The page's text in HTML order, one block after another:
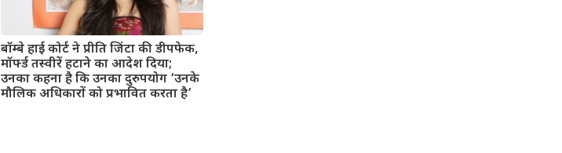
बॉम्बे हाई कोर्ट ने प्रीति जिंटा की डीपफेक,
मॉर्फ्ड तस्वीरें हटाने का आदेश दिया;
उनका कहना है कि उनका दुरुपयोग ‘उनके
मौलिक अधिकारों को प्रभावित करता है’